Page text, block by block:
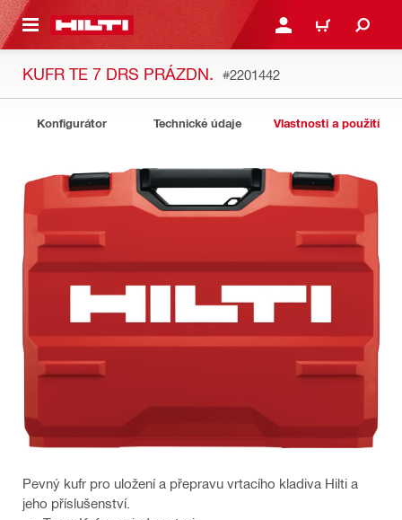
HLAVNÍ OBSAH PŘIHLÁSIT NEBO
KOŠÍK
KUFR TE 7 DRS PRÁZDN. #2201442
Konfigurátor Technické údaje Vlastnosti a použití
Pevný kufr pro uložení a přepravu vrtacího kladiva Hilti a
jeho příslušenství.